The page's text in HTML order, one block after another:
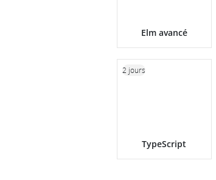
Elm avancé
TypeScript
2 jours